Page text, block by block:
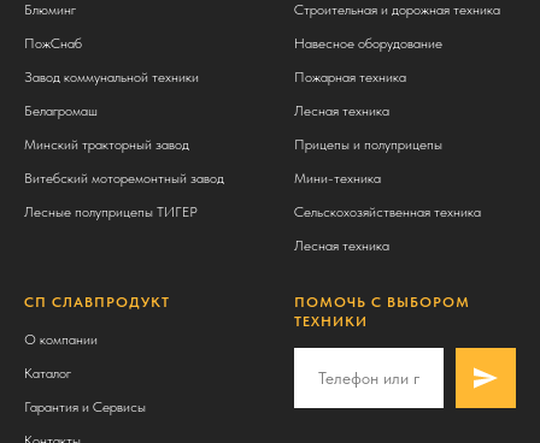
Блюминг
ПожСнаб
Завод коммунальной техники
Белагромаш
Минский тракторный завод
Витебский моторемонтный завод
Лесные полуприцепы ТИГЕР
Строительная и дорожная техника
Навесное оборудование
Пожарная техника
Лесная техника
Прицепы и полуприцепы
Мини-техника
Сельскохозяйственная техника
Лесная техника
СП СЛАВПРОДУКТ
О компании
Каталог
Гарантия и Сервисы
ПОМОЧЬ С ВЫБОРОМ
ТЕХНИКИ